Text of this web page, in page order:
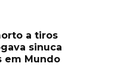
a tiros
sinuca
em Mundo